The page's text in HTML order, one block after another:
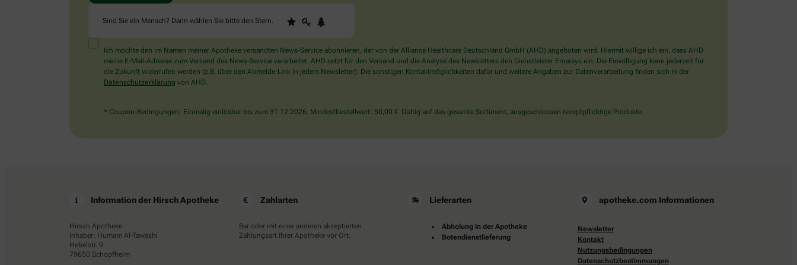
Sind Sie ein Mensch? Dann wählen Sie bitte den Stern
Sind
Sie
Mensch?
Dann
wählen
Stern.
1 2
Ich möchte den im Namen meiner Apotheke versandten News-Service abonnieren, der von der Alliance Healthcare Deutschland GmbH (AHD) angeboten wird. Hiermit willige ich ein, dass AHD
meine E-Mail-Adresse zum Versand des News-Service verarbeitet. AHD setzt für den Versand und die Analyse des Newsletters den Dienstleister Emarsys ein. Die Einwilligung kann jederzeit für
die Zukunft widerrufen werden (z.B. über den Abmelde-Link in jedem Newsletter). Die sonstigen Kontaktmöglichkeiten dafür und weitere Angaben zur Datenverarbeitung finden sich in der
Datenschutzerklärung von AHD.
* Coupon-Bedingungen: Einmalig einlösbar bis zum 31.12.2026. Mindestbestellwert: 50,00 €. Gültig auf das gesamte Sortiment, ausgeschlossen rezeptpflichtige Produkte.
Information der Hirsch Apotheke
Hirsch Apotheke
Inhaber: Humam Al-Tawashi
Hebelstr. 9
79650 Schopfheim
Zahlarten
Bar oder mit einer anderen akzeptierten
Zahlungsart Ihrer Apotheke vor Ort.
Lieferarten
Abholung in der Apotheke
Botendienstlieferung
apotheke.com Informationen
Newsletter
Kontakt
Nutzungsbedingungen
Datenschutzbestimmungen